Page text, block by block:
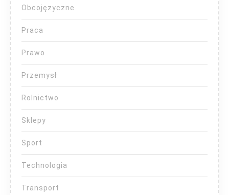
Obcojęzyczne
Praca
Prawo
Przemysł
Rolnictwo
Sklepy
Sport
Technologia
Transport